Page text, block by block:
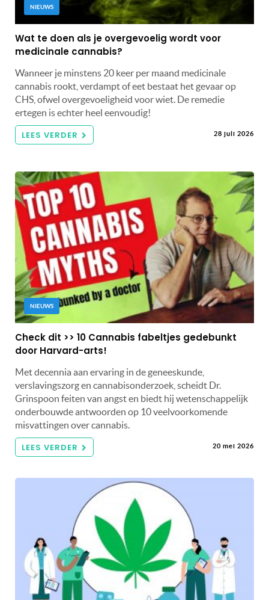
NIEUWS
Wat te doen als je overgevoelig wordt voor
medicinale cannabis?
Wanneer je minstens 20 keer per maand medicinale
cannabis rookt, verdampt of eet bestaat het gevaar op
CHS, ofwel overgevoeligheid voor wiet. De remedie
ertegen is echter heel eenvoudig!
LEES VERDER 28 juli 2026
NIEUWS
Check dit >> 10 Cannabis fabeltjes gedebunkt
door Harvard-arts!
Met decennia aan ervaring in de geneeskunde,
verslavingszorg en cannabisonderzoek, scheidt Dr.
Grinspoon feiten van angst en biedt hij wetenschappelijk
onderbouwde antwoorden op 10 veelvoorkomende
misvattingen over cannabis.
LEES VERDER 20 mei 2026